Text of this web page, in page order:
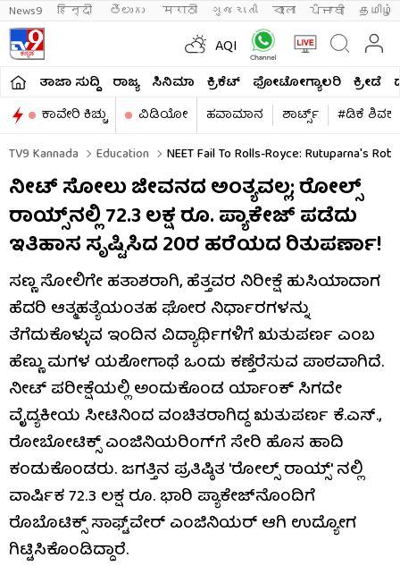
News9 हिन्दी తెలుగు मराठी ગુજરાતી বাংলা ਪੰਜਾਬੀ தமிழ்
AQI
ತಾಜಾ ಸುದ್ದಿ ರಾಜ್ಯ ಸಿನಿಮಾ ಕ್ರಿಕೆಟ್​ ಫೋಟೋಗ್ಯಾಲರಿ ಕ್ರೀಡೆ
ಕಾವೇರಿ ಕಿಚ್ಚು
ವಿಡಿಯೋ ಹವಾಮಾನ ಶಾರ್ಟ್ಸ್​
#ಡಿಕೆ
TV9 Kannada
Education NEET Fail To Rolls-Royce: Rutuparna's
ನೀಟ್ ಸೋಲು ಜೀವನದ ಅಂತ್ಯವಲ್ಲ; ರೋಲ್ಸ್
ರಾಯ್ಸ್‌ನಲ್ಲಿ 72.3 ಲಕ್ಷ ರೂ. ಪ್ಯಾಕೇಜ್ ಪಡೆದು
ಇತಿಹಾಸ ಸೃಷ್ಟಿಸಿದ 20ರ ಹರೆಯದ ರಿತುಪರ್ಣಾ!
ಸಣ್ಣ ಸೋಲಿಗೇ ಹತಾಶರಾಗಿ, ಹೆತ್ತವರ ನಿರೀಕ್ಷೆ ಹುಸಿಯಾದಾಗ
ಹೆದರಿ ಆತ್ಮಹತ್ಯೆಯಂತಹ ಘೋರ ನಿರ್ಧಾರಗಳನ್ನು
ತೆಗೆದುಕೊಳ್ಳುವ ಇಂದಿನ ವಿದ್ಯಾರ್ಥಿಗಳಿಗೆ ಋತುಪರ್ಣ ಎಂಬ
ಹೆಣ್ಣು ಮಗಳ ಯಶೋಗಾಥೆ ಒಂದು ಕಣ್ತೆರೆಸುವ ಪಾಠವಾಗಿದೆ.
ನೀಟ್ ಪರೀಕ್ಷೆಯಲ್ಲಿ ಅಂದುಕೊಂಡ ರ್ಯಾಂಕ್​ ಸಿಗದೇ
ವೈದ್ಯಕೀಯ ಸೀಟಿನಿಂದ ವಂಚಿತರಾಗಿದ್ದ ಋತುಪರ್ಣ ಕೆ.ಎಸ್.,
ರೋಬೋಟಿಕ್ಸ್ ಎಂಜಿನಿಯರಿಂಗ್‌ಗೆ ಸೇರಿ ಹೊಸ ಹಾದಿ
ಕಂಡುಕೊಂಡರು. ಜಗತ್ತಿನ ಪ್ರತಿಷ್ಠಿತ 'ರೋಲ್ಸ್ ರಾಯ್ಸ್' ನಲ್ಲಿ
ವಾರ್ಷಿಕ 72.3 ಲಕ್ಷ ರೂ. ಭಾರಿ ಪ್ಯಾಕೇಜ್‌ನೊಂದಿಗೆ
ರೊಬೊಟಿಕ್ಸ್ ಸಾಫ್ಟ್‌ವೇರ್ ಎಂಜಿನಿಯರ್ ಆಗಿ ಉದ್ಯೋಗ
ಗಿಟ್ಟಿಸಿಕೊಂಡಿದ್ದಾರೆ.